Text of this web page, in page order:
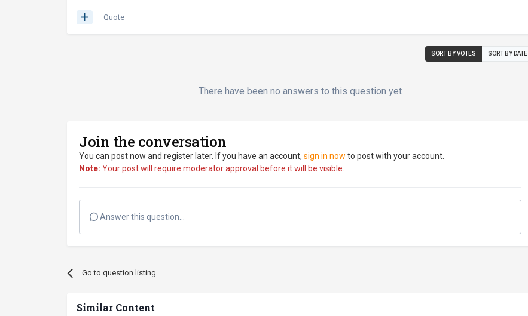
Quote
SORT BY VOTES SORT BY DATE
There have been no answers to this question yet
Join the conversation
You can post now and register later. If you have an account, sign in now to post with your account.
Note: Your post will require moderator approval before it will be visible.
Answer this question...
Go to question listing
Similar Content